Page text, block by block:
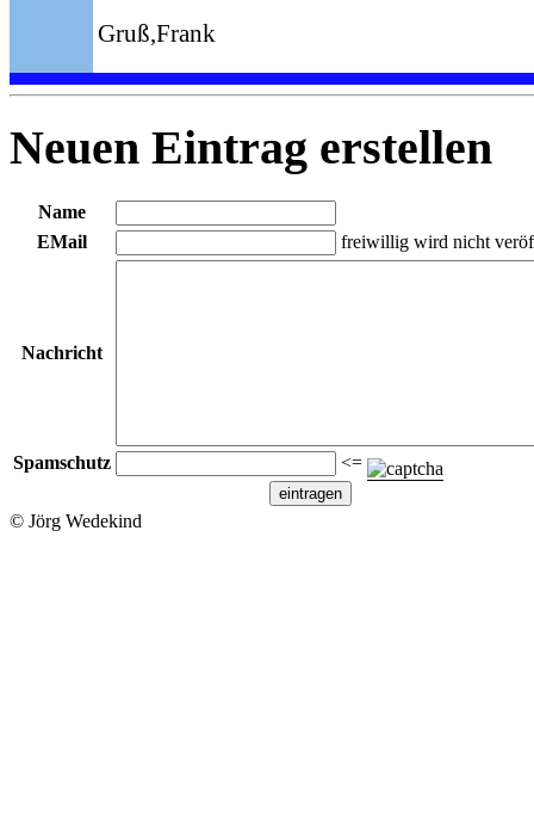
Gruß,Frank
Neuen Eintrag erstellen
Name
EMail
freiwillig wird nicht
Nachricht
Spamschutz <=
© Jörg Wedekind